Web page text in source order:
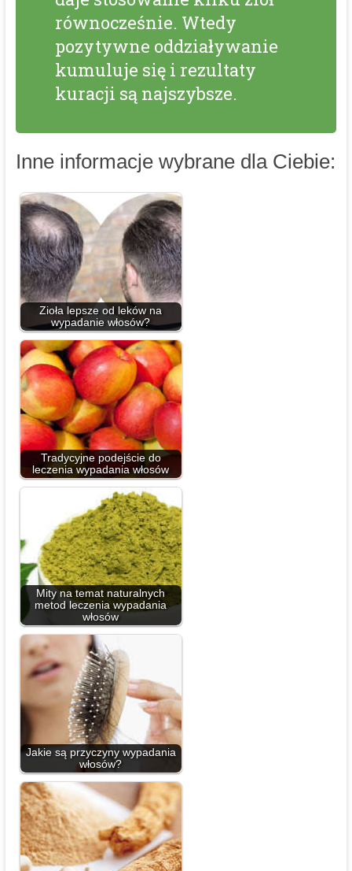
równocześnie. Wtedy
pozytywne oddziaływanie
kumuluje się i rezultaty
kuracji są najszybsze.
Inne informacje wybrane dla Ciebie:
Zioła lepsze od leków na
wypadanie włosów?
Tradycyjne podejście do
leczenia wypadania włosów
Mity na temat naturalnych
metod leczenia wypadania
włosów
Jakie są przyczyny wypadania
włosów?